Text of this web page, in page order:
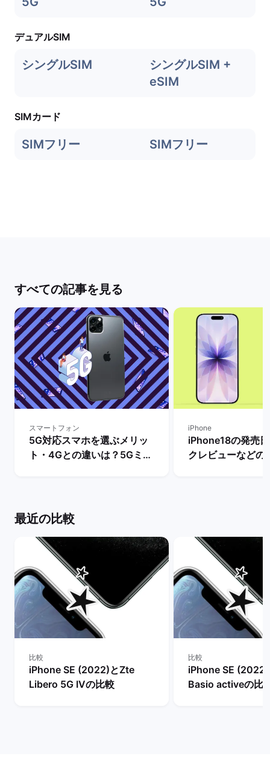
デュアルSIM
シングルSIM
シングルSIM +
eSIM
SIMカード
SIMフリー SIMフリー
すべての記事を見る
スマートフォン
5G対応スマホを選ぶメリッ
ト・4Gとの違いは？5Gミリ
iPhone
iPhone18の発売
クレビューなどの
最近の比較
比較
iPhone SE (2022)とZte
Libero 5G IVの比較
比較
iPhone SE
Basio activeの比